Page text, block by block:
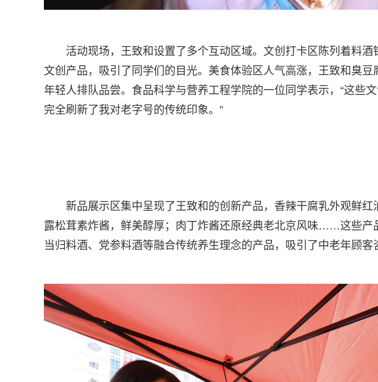
活动现场，王致和设置了多个互动区域。文创打卡区陈列着料
文创产品，吸引了同学们的目光。美食体验区人气高涨，王致和臭
年轻人排队品尝。食品科学与营养工程学院的一位同学表示，“这些
完全刷新了我对老字号的传统印象。”
新品展示区集中呈现了王致和的创新产品，香辣干腐乳外观鲜
露松茸素炸酱，鲜美醇厚；肉丁炸酱还原经典老北京风味……这些产
当归料酒、党参料酒等融合传统养生理念的产品，吸引了中老年顾客